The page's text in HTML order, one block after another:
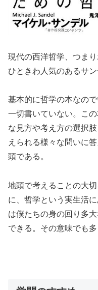
現代の西洋哲学、つま
ひときわ人気のあるサン
基本的に哲学の本なの
一切書いていない。こ
な見方や考え方の選択
えられる様々な問いに
頭である。
地頭で考えることの大
に、哲学という実生活
は僕たちの身の回り多
できる。その意味でも